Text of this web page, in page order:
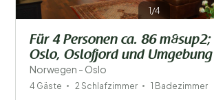
Möre und Romsdal (93)
Nordland (30)
1/4
Für 4 Personen ca. 86 m&sup2;
Oslo, Oslofjord und Umgebung
Norwegen - Oslo
4 Gäste 2 Schlafzimmer 1 Badezimmer